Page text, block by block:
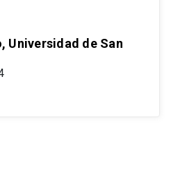
Universidad de San